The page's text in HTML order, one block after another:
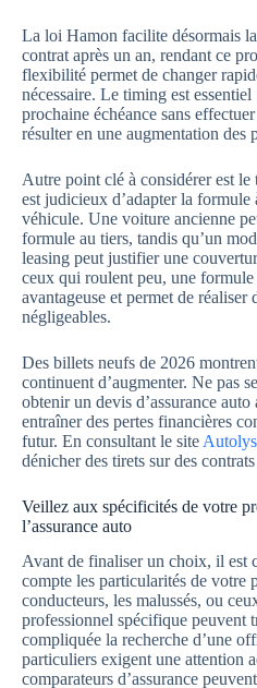
La loi Hamon facilite désormais
contrat après un an, rendant ce
flexibilité permet de changer
nécessaire. Le timing est essentiel
prochaine échéance sans
résulter en une augmentation des
Autre point clé à considérer est
est judicieux d’adapter la formule
véhicule. Une voiture ancienne
formule au tiers, tandis qu’un
leasing peut justifier une
ceux qui roulent peu, une
avantageuse et permet de réaliser
négligeables.
Des billets neufs de 2026
continuent d’augmenter. Ne pas
obtenir un devis d’assurance
entraîner des pertes financières
futur. En consultant le site
dénicher des tirets sur des
Veillez aux spécificités de votre
l’assurance auto
Avant de finaliser un choix, il est
compte les particularités de votre
conducteurs, les malussés, ou
professionnel spécifique peuvent
compliquée la recherche d’une
particuliers exigent une attention
comparateurs d’assurance